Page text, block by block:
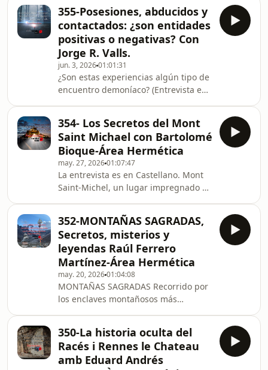
Cañada de Benatanduz, Cas
las más profundamente
manipuladas? Durante siglos, el
nombre de Lucifer ha sido asociado al
mal absoluto, a la caída, a la
corrupción y a la condena eterna.
Pero ¿y si gran parte de esa imagen
hubiera sido construida lentamente
por estructuras religios
355-Posesiones, abducidos y
contactados: ¿son entidades
positivas o negativas? Con
Jorge R. Valls.
jun. 3, 202601:01:31
¿Son estas experiencias algún tipo de
encuentro demoníaco? (Entrevista en
Jorge R. Valls. Ahora llegamos a la
última explicación paranormal, y
probablemente, para las abducciones
extraterrestres: el encuentro
demoníaco. A lo largo de los años en
la iglesia carismática y el ministerio
del que formo parte, he escuchado a
muchas person
354- Los Secretos del Mont
Saint Michael con Bartolomé
Bioque-Área Hermética
may. 27, 202601:07:47
La entrevista es en Castellano. Mont
Saint-Michel, un lugar impregnado de
trece siglos. Esta "fantástica pirámide
coronada por una catedral", bajo la
protección del Arcángel Miguel,
despierta la imaginación. Pero, ¿lo
sabemos realmente todo sobre ella?
Secretos y misterios rodean sus
muros y la bahía... Arrojaremos luz
sobre sus secretos con el investigador
Bar
352-MONTAÑAS SAGRADAS,
Secretos, misterios y
leyendas Raúl Ferrero
Martínez-Área Hermética
may. 20, 202601:04:08
MONTAÑAS SAGRADAS Recorrido por
los enclaves montañosos más
mitos. En Montañas sagradas, Raúl
Ferrero nos conduce a un recorrido
fascinante por algunos de los picos
350-La historia oculta del
Racés i Rennes le Chateau
amb Eduard Andrés